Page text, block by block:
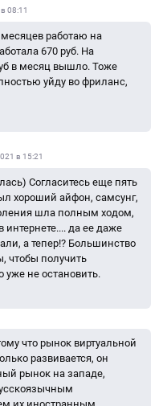
08:11
месяцев работаю на
670 руб. На
в месяц вышло. Тоже
уйду во фриланс,
в 15:21
Согласитесь еще пять
хороший айфон, самсунг,
шла полным ходом,
интернете.... да ее даже
а тепер!? Большинство
чтобы получить
уже не остановить.
что рынок виртуальной
развивается, он
рынок на западе,